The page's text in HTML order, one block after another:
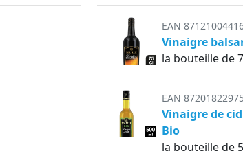
EAN
Vinaigre
la bouteille de
EAN
Vinaigre de
Bio
la bouteille de